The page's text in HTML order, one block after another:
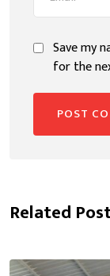
Save my
for the
Related